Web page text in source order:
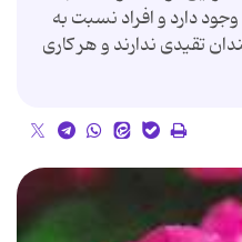
دارد و افراد نسبت به
تقیدی ندارند و هر كاری